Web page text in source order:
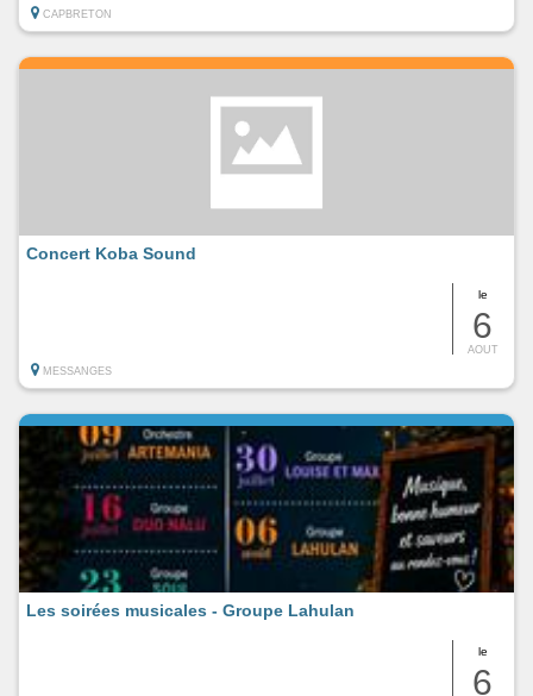
CAPBRETON
le
6
AOUT
Concert Koba Sound
MESSANGES
le
6
Les soirées musicales - Groupe Lahulan